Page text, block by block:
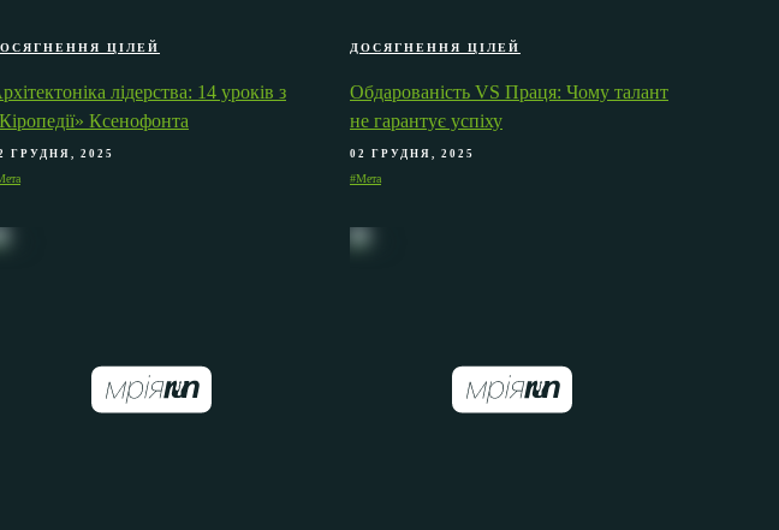
ЦІЛЕЙ
лідерства: 14 уроків з
Ксенофонта
ГРУДНЯ, 2025
ДОСЯГНЕННЯ ЦІЛЕЙ
Обдарованість VS Праця: Чому талант
не гарантує успіху
02 ГРУДНЯ, 2025
#Мета